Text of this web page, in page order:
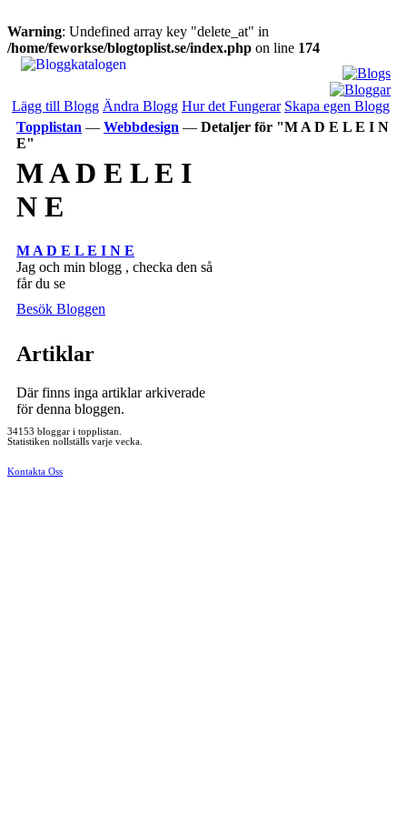
Warning: Undefined array key "delete_at" in
/home/feworkse/blogtoplist.se/index.php on line 174
Lägg till Blogg Ändra Blogg Hur det Fungerar Skapa egen Blogg
Topplistan — Webbdesign — Detaljer för "M A D E L E I N
E"
M A D E L E I
N E
M A D E L E I N E
Jag och min blogg , checka den så
får du se
Besök Bloggen
Artiklar
Där finns inga artiklar arkiverade
för denna bloggen.
34153 bloggar i topplistan.
Statistiken nollställs varje vecka.
Kontakta Oss